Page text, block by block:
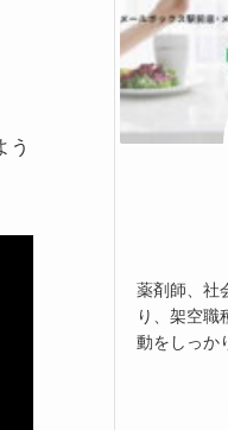
う
薬剤師、社
り、架空職
動をしっか